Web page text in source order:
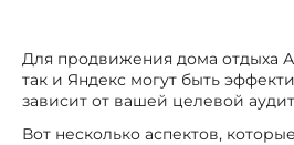
Для продвижения дома отдыха
так и Яндекс могут быть
зависит от вашей целевой
Вот несколько аспектов,